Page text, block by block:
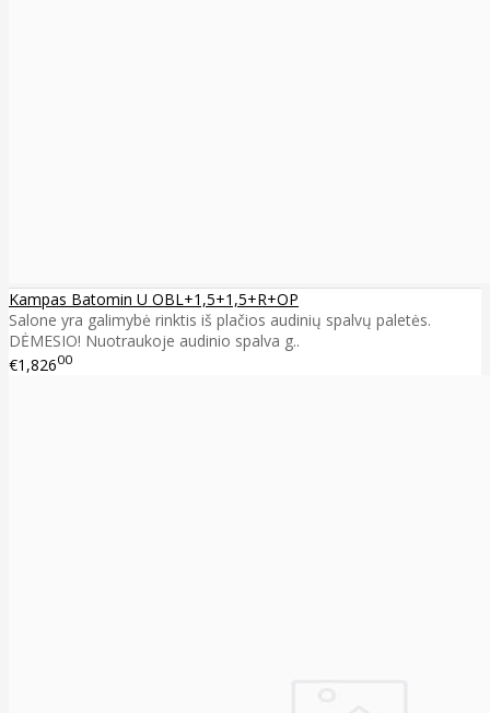
Kampas Batomin U OBL+1,5+1,5+R+OP
Salone yra galimybė rinktis iš plačios audinių spalvų paletės.
DĖMESIO! Nuotraukoje audinio spalva g..
€1,82600